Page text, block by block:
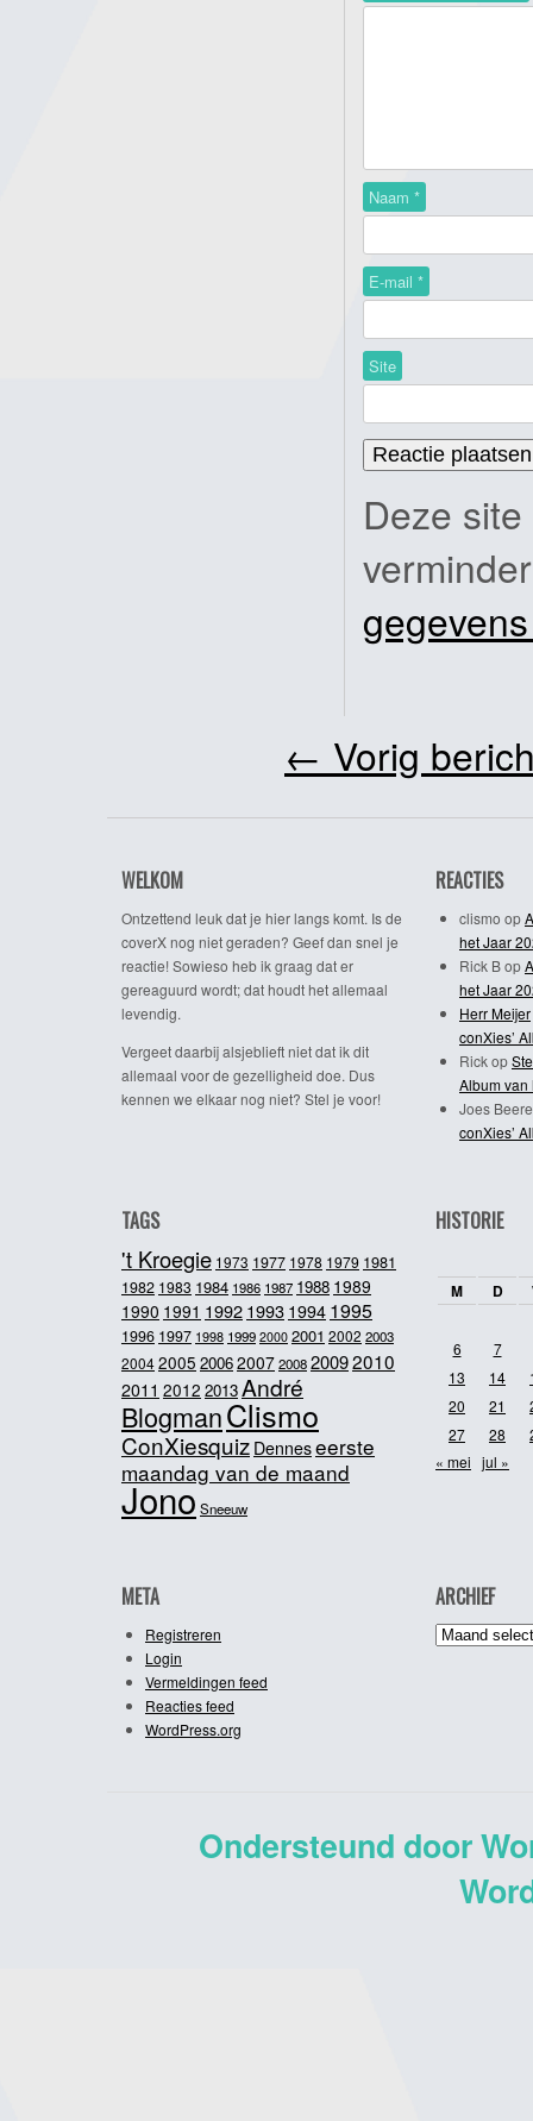
Naam *
E-mail *
Site
Deze
← Vorig
WELKOM
Ontzettend leuk dat je hier langs komt. Is de
coverX nog niet geraden? Geef dan snel je
reactie! Sowieso heb ik graag dat er
gereaguurd wordt; dat houdt het allemaal
levendig.
Vergeet daarbij alsjeblieft niet dat ik dit
allemaal voor de gezelligheid doe. Dus
kennen we elkaar nog niet? Stel je voor!
REACTIES
clismo op
het Jaar
Rick Bop
het Jaar
Herr Meijer
conXies’
Rickop
Album van
Joes
conXies’
TAGS
't Kroegie 1973 1977 1978 1979 1981
1982 1983 1984 1986 1987 1988 1989
1990 1991 19921993 1994 1995
1996 1997 1998 1999 2000 2001 2002 2003
20042005 20062007200820092010
2011 2012 2013André
BlogmanClismo
ConXiesquiz Denneseerste
maandag van de maand
JonoSneeuw
HISTORIE
M D
6
7
13
14
20
21
27
28
« mei jul »
META
Registreren
Login
Vermeldingen feed
Reacties feed
WordPress.org
ARCHIEF
Archief
Ondersteund door